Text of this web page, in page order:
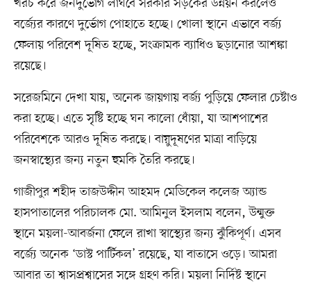
খরচ করে জনদুর্ভোগ লাঘবে সরকার সড়কের উন্নয়ন করলেও
বর্জ্যের কারণে দুর্ভোগ পোহাতে হচ্ছে। খোলা স্থানে এভাবে বর্জ্য
ফেলায় পরিবেশ দূষিত হচ্ছে, সংক্রামক ব্যাধিও ছড়ানোর আশঙ্কা
রয়েছে।
সরেজমিনে দেখা যায়, অনেক জায়গায় বর্জ্য পুড়িয়ে ফেলার চেষ্টাও
করা হচ্ছে। এতে সৃষ্টি হচ্ছে ঘন কালো ধোঁয়া, যা আশপাশের
পরিবেশকে আরও দূষিত করছে। বায়ুদূষণের মাত্রা বাড়িয়ে
জনস্বাস্থ্যের জন্য নতুন হুমকি তৈরি করছে।
গাজীপুর শহীদ তাজউদ্দীন আহমদ মেডিকেল কলেজ অ্যান্ড
হাসপাতালের পরিচালক মো. আমিনুল ইসলাম বলেন, উন্মুক্ত
স্থানে ময়লা-আবর্জনা ফেলে রাখা স্বাস্থ্যের জন্য ঝুঁকিপূর্ণ। এসব
বর্জ্যে অনেক ‘ডাস্ট পার্টিকল’ রয়েছে, যা বাতাসে ওড়ে। আমরা
আবার তা শ্বাসপ্রশ্বাসের সঙ্গে গ্রহণ করি। ময়লা নির্দিষ্ট স্থানে